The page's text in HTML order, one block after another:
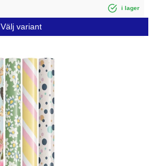
i lager
Välj variant